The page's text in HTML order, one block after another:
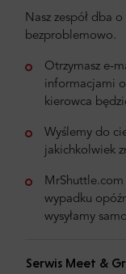
Nasz zespół dba
bezproblemowo.
Otrzymasz e-
informacjami
kierowca
Wyślemy do
jakichkolwiek
wypadku
wysyłamy
Serwis Meet &